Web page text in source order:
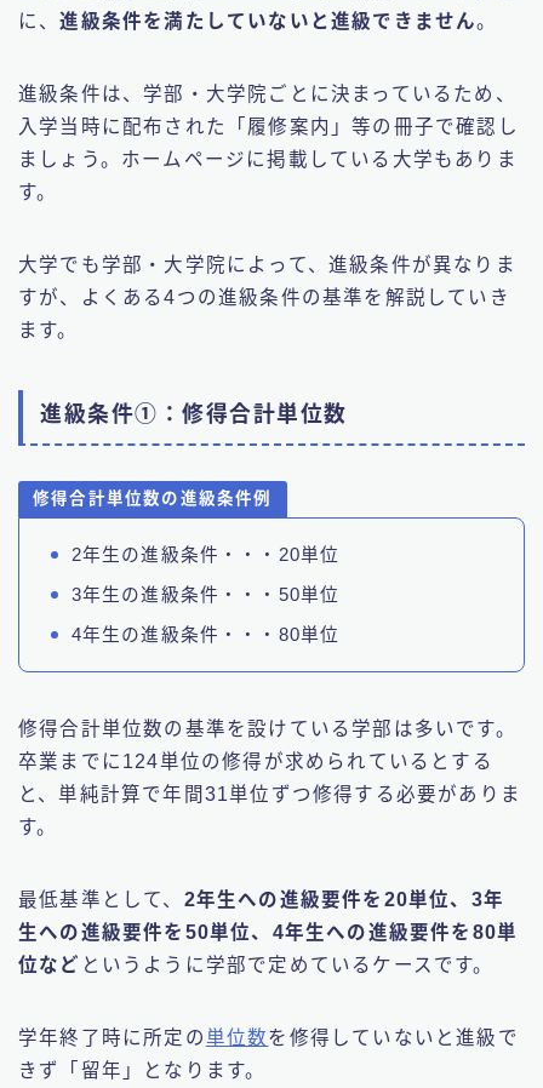
に、進級条件を満たしていないと進級できません。
進級条件は、学部・大学院ごとに決まっているため、
入学当時に配布された「履修案内」等の冊子で確認し
ましょう。ホームページに掲載している大学もありま
す。
大学でも学部・大学院によって、進級条件が異なりま
すが、よくある4つの進級条件の基準を解説していき
ます。
進級条件①：修得合計単位数
修得合計単位数の進級条件例
2年生の進級条件・・・20単位
3年生の進級条件・・・50単位
4年生の進級条件・・・80単位
修得合計単位数の基準を設けている学部は多いです。
卒業までに124単位の修得が求められているとする
と、単純計算で年間31単位ずつ修得する必要がありま
す。
最低基準として、 2年生への進級要件を20単位、3年
生への進級要件を50単位、4年生への進級要件を80単
位など というように学部で定めているケースです。
学年終了時に所定の単位数を修得していないと進級で
きず「留年」となります。